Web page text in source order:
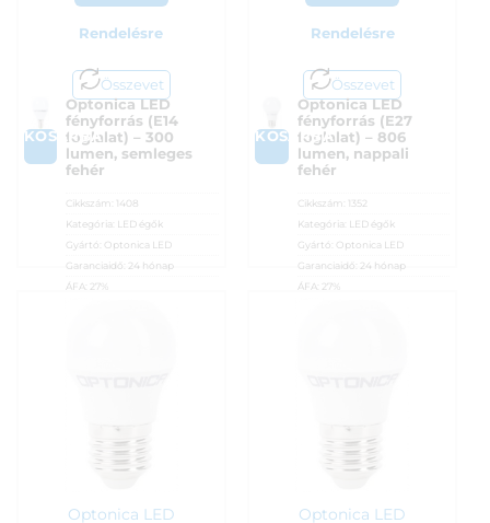
Rendelésre
Összevet
KOSÁRBA
Optonica LED
fényforrás (E14
foglalat) – 300
lumen, semleges
fehér
Cikkszám: 1408
Kategória: LED égők
Gyártó: Optonica LED
Garanciaidő: 24 hónap
ÁFA:
27%
Rendelésre
Összevet
KOSÁRBA
Optonica LED
fényforrás (E27
foglalat) – 806
lumen, nappali
fehér
Cikkszám: 1352
Kategória: LED égők
Gyártó: Optonica LED
Garanciaidő: 24 hónap
ÁFA:
27%
Optonica LED
Optonica LED